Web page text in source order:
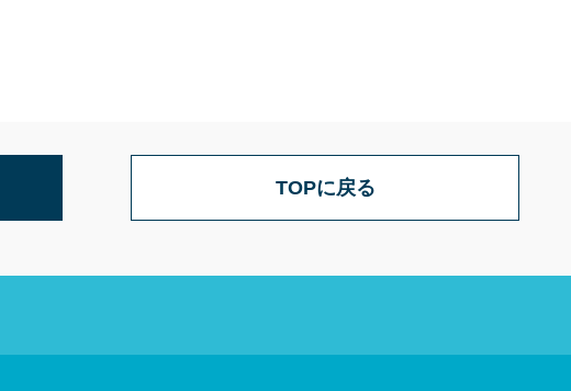
TOPに戻る